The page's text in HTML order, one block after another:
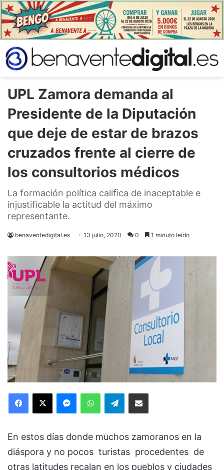
UPL Zamora demanda al
Presidente de la Diputación
que deje de estar de brazos
cruzados frente al cierre de
los consultorios médicos
La formación política caliﬁca de inaceptable e
injustiﬁcable la actitud del máximo
representante.
benaventedigital.es 13 julio, 2020 0 1 minuto leído
Facebook
X MessengerWhatsAppTelegramCompartir via Email
En estos días donde muchos zamoranos en la
diáspora y no pocos turistas procedentes de
otras latitudes recalan en los pueblos y ciudades